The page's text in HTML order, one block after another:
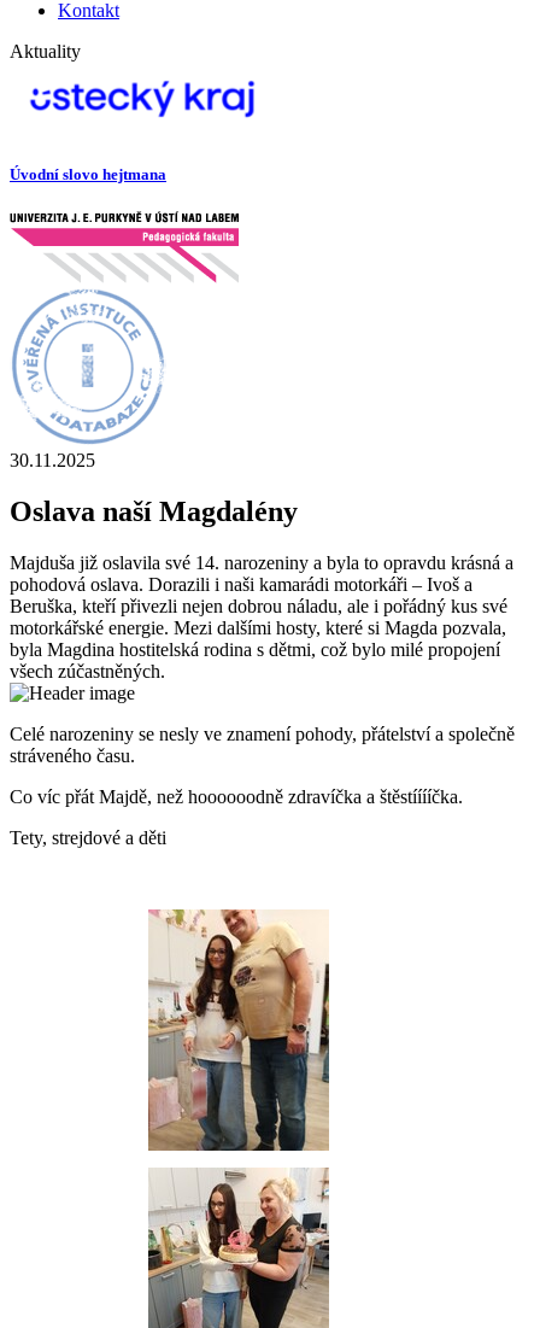
Kontakt
Aktuality
Úvodní slovo hejtmana
30.11.2025
Oslava naší Magdalény
Majduša již oslavila své 14. narozeniny a byla to opravdu krásná a
pohodová oslava. Dorazili i naši kamarádi motorkáři – Ivoš a
Beruška, kteří přivezli nejen dobrou náladu, ale i pořádný kus své
motorkářské energie. Mezi dalšími hosty, které si Magda pozvala,
byla Magdina hostitelská rodina s dětmi, což bylo milé propojení
všech zúčastněných.
Celé narozeniny se nesly ve znamení pohody, přátelství a společně
stráveného času.
Co víc přát Majdě, než hoooooodně zdravíčka a štěstííííčka.
Tety, strejdové a děti